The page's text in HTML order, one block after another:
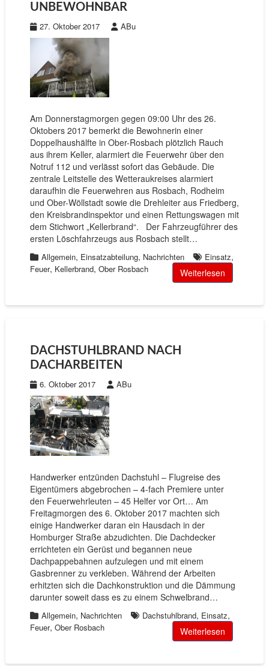
UNBEWOHNBAR
27. Oktober 2017 ABu
Am Donnerstagmorgen gegen 09:00 Uhr des 26.
Oktobers 2017 bemerkt die Bewohnerin einer
Doppelhaushälfte in Ober-Rosbach plötzlich Rauch
aus ihrem Keller, alarmiert die Feuerwehr über den
Notruf 112 und verlässt sofort das Gebäude. Die
zentrale Leitstelle des Wetteraukreises alarmiert
daraufhin die Feuerwehren aus Rosbach, Rodheim
und Ober-Wöllstadt sowie die Drehleiter aus Friedberg,
den Kreisbrandinspektor und einen Rettungswagen mit
dem Stichwort „Kellerbrand“. Der Fahrzeugführer des
ersten Löschfahrzeugs aus Rosbach stellt…
Allgemein, Einsatzabteilung, Nachrichten Einsatz,
Feuer, Kellerbrand, Ober Rosbach Weiterlesen
DACHSTUHLBRAND NACH
DACHARBEITEN
6. Oktober 2017 ABu
Handwerker entzünden Dachstuhl – Flugreise des
Eigentümers abgebrochen – 4-fach Premiere unter
den Feuerwehrleuten – 45 Helfer vor Ort… Am
Freitagmorgen des 6. Oktober 2017 machten sich
einige Handwerker daran ein Hausdach in der
Homburger Straße abzudichten. Die Dachdecker
errichteten ein Gerüst und begannen neue
Dachpappebahnen aufzulegen und mit einem
Gasbrenner zu verkleben. Während der Arbeiten
erhitzten sich die Dachkonstruktion und die Dämmung
darunter soweit dass es zu einem Schwelbrand…
Allgemein, Nachrichten Dachstuhlbrand, Einsatz,
Feuer, Ober Rosbach Weiterlesen